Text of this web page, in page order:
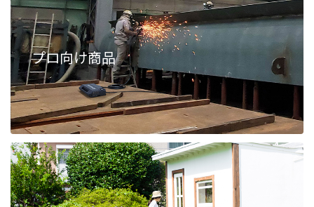
プロ向け商品